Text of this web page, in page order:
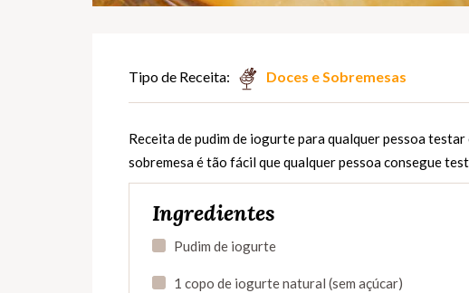
Tipo de Receita: Doces e Sobremesas
Receita de pudim de iogurte para qualquer pessoa testar
sobremesa é tão fácil que qualquer pessoa consegue
Ingredientes
Pudim de iogurte
1 copo de iogurte natural (sem açúcar)